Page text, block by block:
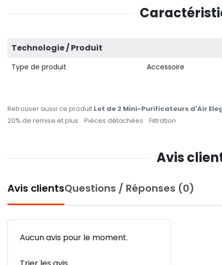
Technologie / Produit
Type de produit Accessoire
Retrouver aussi ce produit Lot de 2 Mini-Purificateurs d'Air
20% de remise et plus
Pièces détachées Filtration
Avis
Avis clientsQuestions / Réponses (0)
Aucun avis pour le moment.